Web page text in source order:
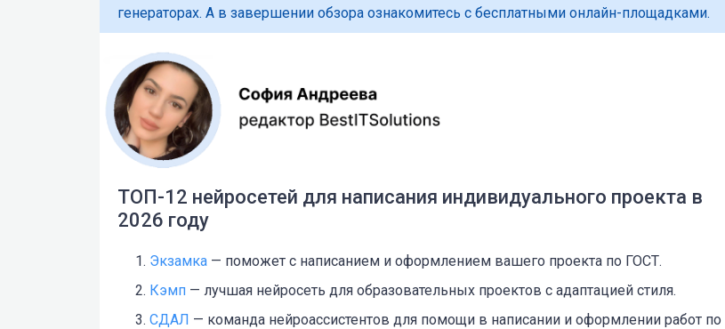
генераторах. А в завершении обзора ознакомитесь с бесплатными онлайн-площадками.
ТОП-12 нейросетей для написания индивидуального проекта в
2026 году
Экзамка — поможет с написанием и оформлением вашего проекта по ГОСТ.
Кэмп — лучшая нейросеть для образовательных проектов с адаптацией стиля.
СДАЛ — команда нейроассистентов для помощи в написании и оформлении работ по